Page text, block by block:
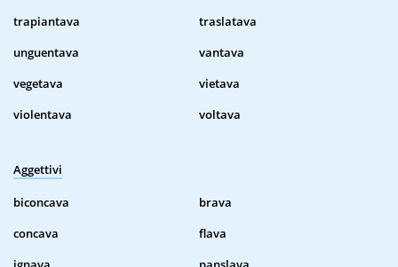
trapiantava
traslatava
unguentava
vantava
vegetava
vietava
violentava
voltava
Aggettivi
biconcava
brava
concava
flava